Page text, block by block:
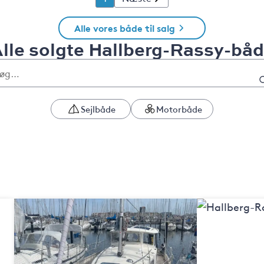
Alle vores både til salg
solgte Hallberg-Rassy-
Sejlbåde Motorbåde